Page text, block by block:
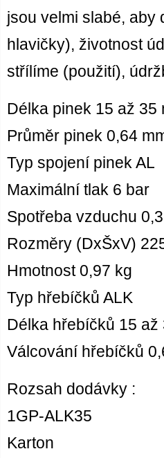
jsou velmi slabé, aby
hlavičky), životnost
střílíme (použití),
Délka pinek 15 až 35
Průměr pinek 0,64
Typ spojení pinek AL
Maximální tlak 6 bar
Spotřeba vzduchu
Rozměry (DxŠxV)
Hmotnost 0,97 kg
Typ hřebíčků ALK
Délka hřebíčků 15 až
Válcování hřebíčků
Rozsah dodávky :
1GP-ALK35
Karton